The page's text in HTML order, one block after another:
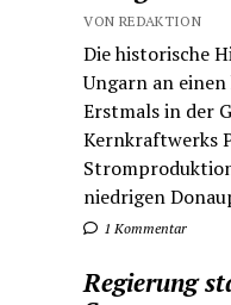
VON REDAKTION
Die historische
Ungarn an
Erstmals in der
Kernkraftwerks
niedrigen
1 Kommentar
Regierung